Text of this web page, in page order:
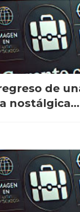
de
nostálgica...